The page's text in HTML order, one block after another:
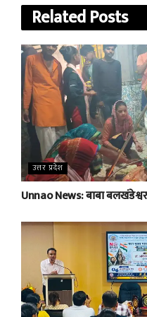
RelatedPosts
उत्तर प्रदेश
Unnao News: बाबा